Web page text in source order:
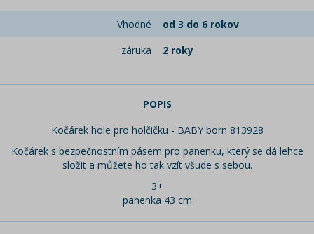
Vhodné
od 3 do 6 rokov
záruka
2 roky
POPIS
Kočárek hole pro holčičku - BABY born 813928
Kočárek s bezpečnostním pásem pro panenku, který se dá lehce
složit a můžete ho tak vzít všude s sebou.
3+
panenka 43 cm